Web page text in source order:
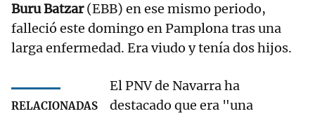
Buru Batzar(EBB) en ese mismo periodo,
falleció este domingo en Pamplona tras una
larga enfermedad. Era viudo y tenía dos hijos.
RELACIONADAS
El PNV de Navarra ha
destacado que era "una